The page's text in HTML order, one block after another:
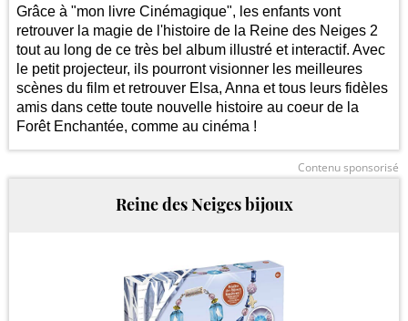
2024 2025 2026
20
30
40
Grâce à "mon livre Cinémagique", les enfants vont
retrouver la magie de l'histoire de la Reine des Neiges 2
tout au long de ce très bel album illustré et interactif. Avec
le petit projecteur, ils pourront visionner les meilleures
scènes du film et retrouver Elsa, Anna et tous leurs fidèles
amis dans cette toute nouvelle histoire au coeur de la
Forêt Enchantée, comme au cinéma !
Contenu sponsorisé
Reine des Neiges bijoux